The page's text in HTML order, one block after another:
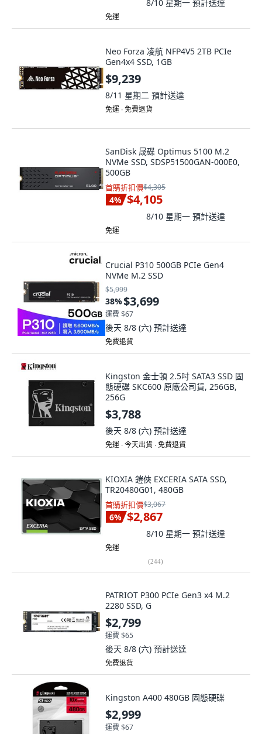
8/10 星期一 預計送達
免運
Neo Forza 凌航 NFP4V5 2TB PCIe
Gen4x4 SSD, 1GB
$9,239
8/11 星期二 預計送達
免運 ∙ 免費退貨
SanDisk 晟碟 Optimus 5100 M.2
NVMe SSD, SDSP51500GAN-000E0,
500GB
首購折扣價$4,305
4% $4,105
8/10 星期一 預計送達
免運
Crucial P310 500GB PCIe Gen4
NVMe M.2 SSD
$5,999
38%$3,699
運費 $67
後天 8/8 (六) 預計送達
免費退貨
Kingston 金士頓 2.5吋 SATA3 SSD 固
態硬碟 SKC600 原廠公司貨, 256GB,
256G
$3,788
後天 8/8 (六) 預計送達
免運 ∙ 今天出貨 ∙ 免費退貨
KIOXIA 鎧俠 EXCERIA SATA SSD,
TR20480G01, 480GB
首購折扣價$3,067
6% $2,867
8/10 星期一 預計送達
免運
(244)
PATRIOT P300 PCIe Gen3 x4 M.2
2280 SSD, G
$2,799
運費 $65
後天 8/8 (六) 預計送達
免費退貨
Kingston A400 480GB 固態硬碟
$2,999
運費 $67